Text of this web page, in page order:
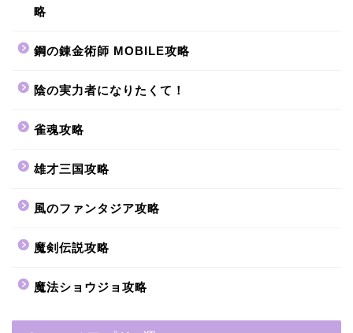
略
鋼の錬金術師 MOBILE攻略
陰の実力者になりたくて！
雀魂攻略
雄才三国攻略
風のファンタジア攻略
魔剣伝説攻略
魔法ショウジョ攻略